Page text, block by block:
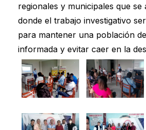
regionales y municipales que se
donde el trabajo investigativo
para mantener una población
informada y evitar caer en la